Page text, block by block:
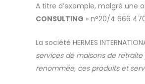
A titre d’exemple, malgré une
CONSULTING » n°20/4 666
La société HERMES
services de maisons de
renommée, ces produits et